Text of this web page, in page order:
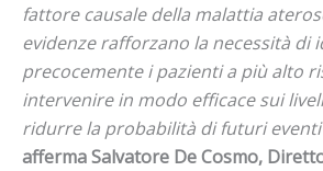
fattore causale della malattia
evidenze rafforzano la necessità di
precocemente i pazienti a più alto
intervenire in modo efficace sui
ridurre la probabilità di futuri eventi
afferma Salvatore De Cosmo,